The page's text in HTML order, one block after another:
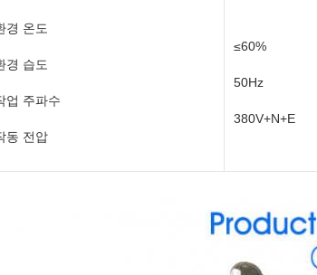
경 온도
경 습도
업 주파수
동 전압
≤60%
50Hz
380V+N+E